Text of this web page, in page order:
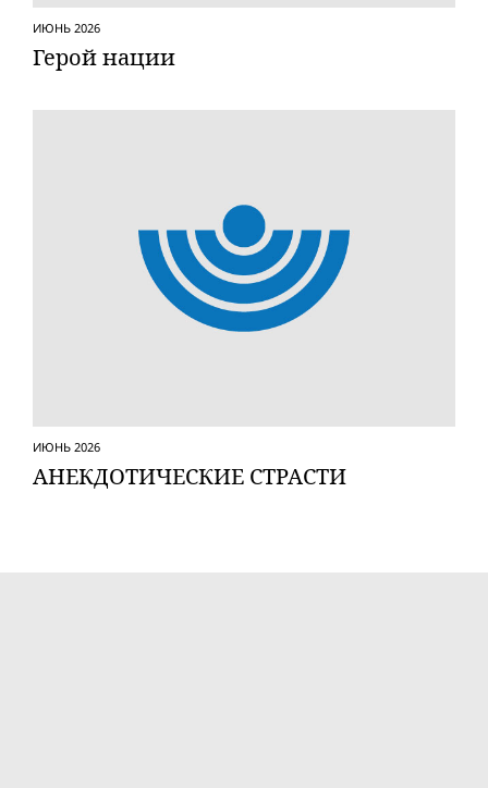
ИЮНЬ 2026
Герой нации
ИЮНЬ 2026
АНЕКДОТИЧЕСКИЕ СТРАСТИ